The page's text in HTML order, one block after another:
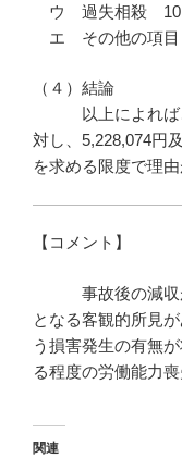
ウ 過失相殺 10
エ その他の項
（４）結論
以上によれば、
対し、5,228,074円
を求める限度で理
【コメント】
事故後の減収が
となる客観的所見
う損害発生の有無
る程度の労働能力
関連